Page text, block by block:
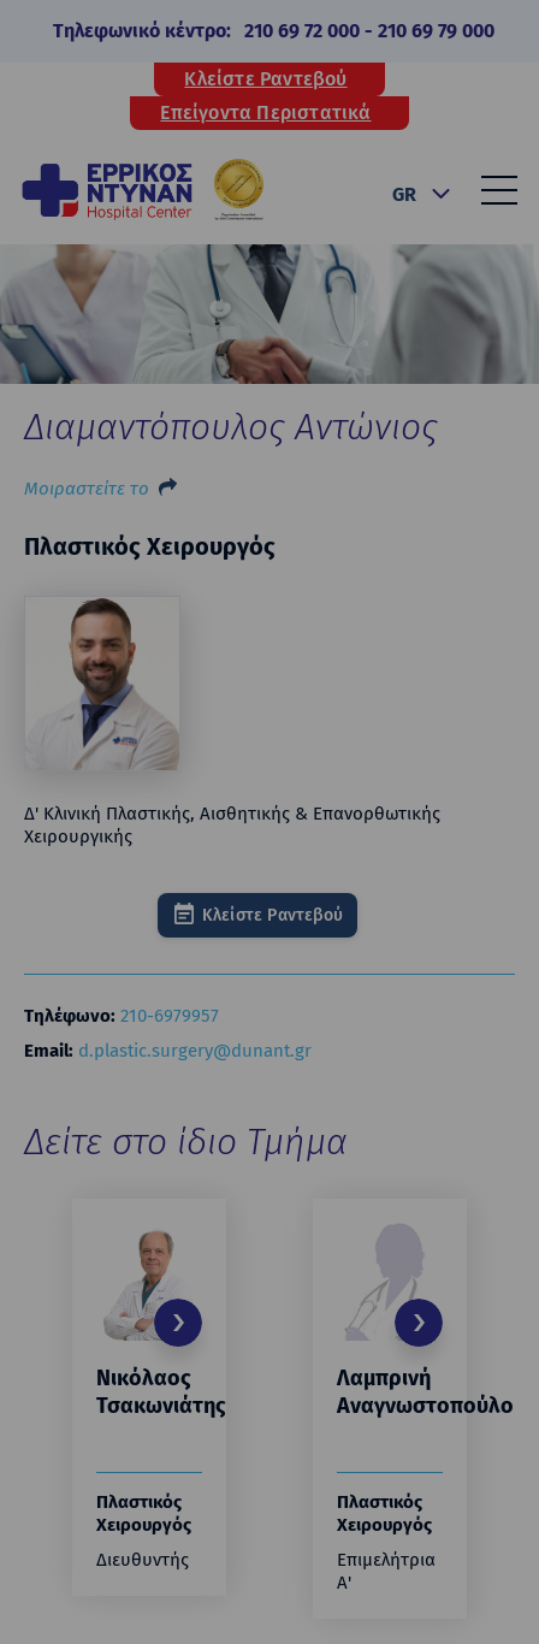
Τηλεφωνικό κέντρο: 210 69 72 000- 210 69 79 000
Κλείστε Ραντεβού
Επείγοντα Περιστατικά
GR
Διαμαντόπουλος Αντώνιος
Μοιραστείτε το
Πλαστικός Χειρουργός
Δ' Κλινική Πλαστικής, Αισθητικής & Επανορθωτικής
Χειρουργικής
Κλείστε Ραντεβού
Τηλέφωνο: 210-6979957
Email: d.plastic.surgery@dunant.gr
Δείτε στο ίδιο Τμήμα
Νικόλαος
Τσακωνιάτης
Πλαστικός
Χειρουργός
Διευθυντής
Λαμπρινή
Αναγνωστοπούλου
Πλαστικός
Χειρουργός
Επιμελήτρια
Α'